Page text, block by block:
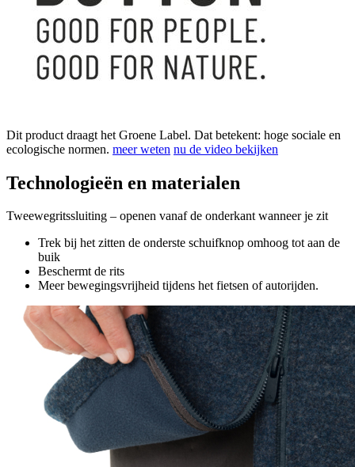
Dit product draagt het Groene Label. Dat betekent: hoge sociale en
ecologische normen. meer weten nu de video bekijken
Technologieën en materialen
Tweewegritssluiting – openen vanaf de onderkant wanneer je zit
Trek bij het zitten de onderste schuifknop omhoog tot aan de
buik
Beschermt de rits
Meer bewegingsvrijheid tijdens het fietsen of autorijden.